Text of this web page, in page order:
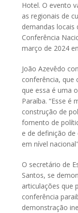
Hotel. O evento
as regionais de
demandas locais
Conferência
março de 2024
João Azevêdo
conferência, que
que essa é uma
Paraíba. “Esse é
construção de
fomento de
e de definição
em nível
O secretário de
Santos, se
articulações que
conferência
demonstração